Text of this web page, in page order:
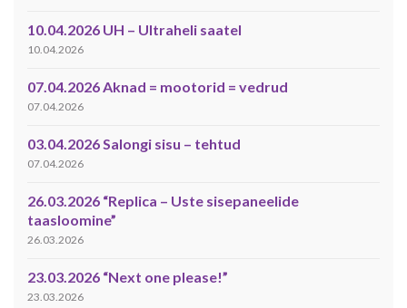
10.04.2026 UH – Ultraheli saatel
10.04.2026
07.04.2026 Aknad = mootorid = vedrud
07.04.2026
03.04.2026 Salongi sisu – tehtud
07.04.2026
26.03.2026 “Replica – Uste sisepaneelide
taasloomine”
26.03.2026
23.03.2026 “Next one please!”
23.03.2026